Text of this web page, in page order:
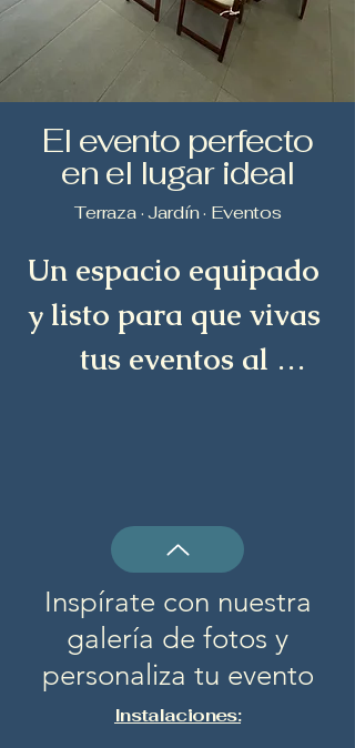
El evento perfecto
en el lugar ideal
Terraza · Jardín · Eventos
Un espacio equipado
y listo para que vivas
tus eventos al
Inspírate con nuestra
galería de fotos y
personaliza tu evento
​Instalaciones: